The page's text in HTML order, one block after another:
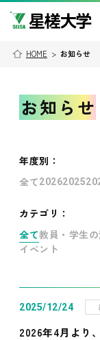
HOME > お知らせ
お知らせ
年度別 ：
全て20262025
カテゴリ：
全て教員・学生
イベント
2025/12/24
2026年4月より